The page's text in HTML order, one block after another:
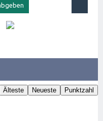
Älteste Neueste Punktzahl